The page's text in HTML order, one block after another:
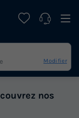
Modifier
nos